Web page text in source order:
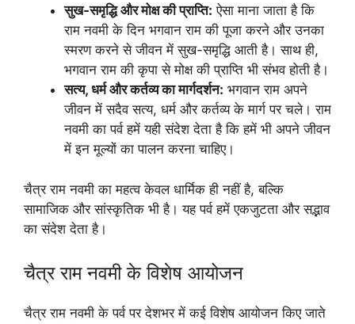
सुख-समृद्धि और मोक्ष की प्राप्ति: ऐसा माना जाता है कि
राम नवमी के दिन भगवान राम की पूजा करने और उनका
स्मरण करने से जीवन में सुख-समृद्धि आती है। साथ ही,
भगवान राम की कृपा से मोक्ष की प्राप्ति भी संभव होती है।
सत्य, धर्म और कर्तव्य का मार्गदर्शन: भगवान राम अपने
जीवन में सदैव सत्य, धर्म और कर्तव्य के मार्ग पर चले। राम
नवमी का पर्व हमें यही संदेश देता है कि हमें भी अपने जीवन
में इन मूल्यों का पालन करना चाहिए।
चैत्र राम नवमी का महत्व केवल धार्मिक ही नहीं है, बल्कि
सामाजिक और सांस्कृतिक भी है। यह पर्व हमें एकजुटता और सद्भाव
का संदेश देता है।
चैत्र राम नवमी के विशेष आयोजन
चैत्र राम नवमी के पर्व पर देशभर में कई विशेष आयोजन किए जाते